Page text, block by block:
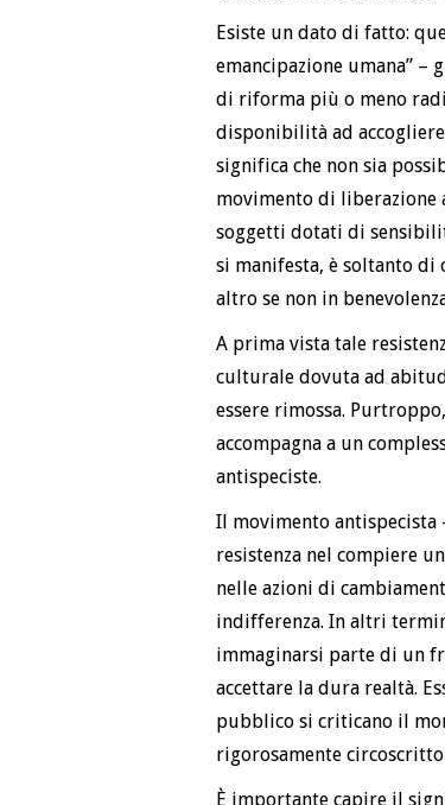
Esiste un dato di fatto:
emancipazione umana”
di riforma più o meno
disponibilità ad
significa che non sia
movimento di liberazione
soggetti dotati di
si manifesta, è soltanto di
altro se non in
A prima vista tale
culturale dovuta ad
essere rimossa.
accompagna a un
antispeciste.
Il movimento antispecista
resistenza nel compiere
nelle azioni di
indifferenza. In altri
immaginarsi parte di un
accettare la dura realtà.
pubblico si criticano il
rigorosamente
È importante capire il